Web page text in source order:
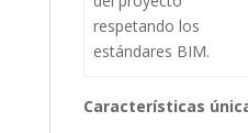
respetando los
estándares BIM.
Características